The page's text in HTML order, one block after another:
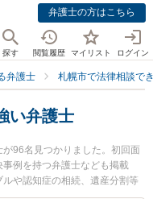
弁護士の方はこちら
探す 閲覧履歴 マイリスト ログイン
弁護士 札幌市で法律相談で
い弁護士
96名見つかりました。初回面
例を持つ弁護士なども掲載
や認知症の相続、遺産分割等
特に春楡法律事務所の丹波 良